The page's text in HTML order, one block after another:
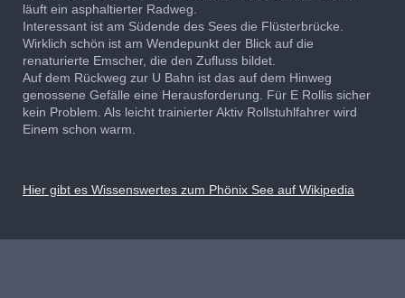
läuft ein asphaltierter Radweg.
Interessant ist am Südende des Sees die Flüsterbrücke.
Wirklich schön ist am Wendepunkt der Blick auf die
renaturierte Emscher, die den Zufluss bildet.
Auf dem Rückweg zur U Bahn ist das auf dem Hinweg
genossene Gefälle eine Herausforderung. Für E Rollis sicher
kein Problem. Als leicht trainierter Aktiv Rollstuhlfahrer wird
Einem schon warm.
Hier gibt es Wissenswertes zum Phönix See auf Wikipedia